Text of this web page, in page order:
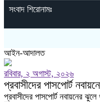
সংবাদ শিরোনামঃ
আইন-আদালত
রবিবার, ২ অগাস্ট, ২০২৬
প্রবাসীদের পাসপোর্ট
প্রবাসীদের পাসপোর্ট নবায়নের